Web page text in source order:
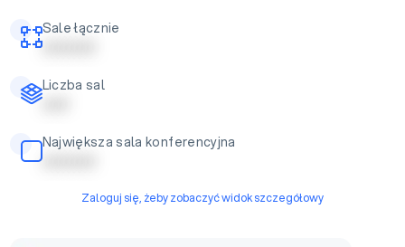
Sale łącznie
| | | | | | | | | |
Liczba sal
| | | | |
Największa sala konferencyjna
| | | | | | | | | |
Zaloguj się, żeby zobaczyć widok szczegółowy